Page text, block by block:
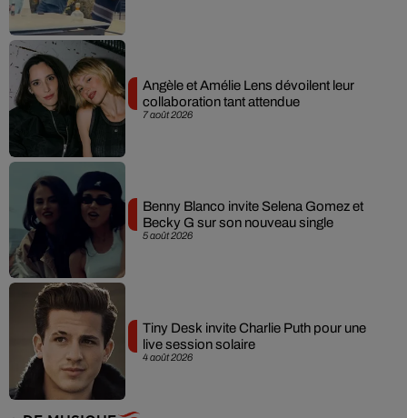
7 août 2026
Angèle et Amélie Lens dévoilent leur
collaboration tant attendue
5 août 2026
Benny Blanco invite Selena Gomez et
Becky G sur son nouveau single
4 août 2026
Tiny Desk invite Charlie Puth pour une
live session solaire